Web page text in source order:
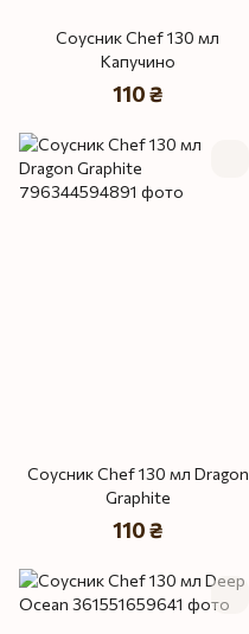
Соусник Chef 130 мл
Капучино
110 ₴
Соусник Chef 130 мл Dragon
Graphite
110 ₴